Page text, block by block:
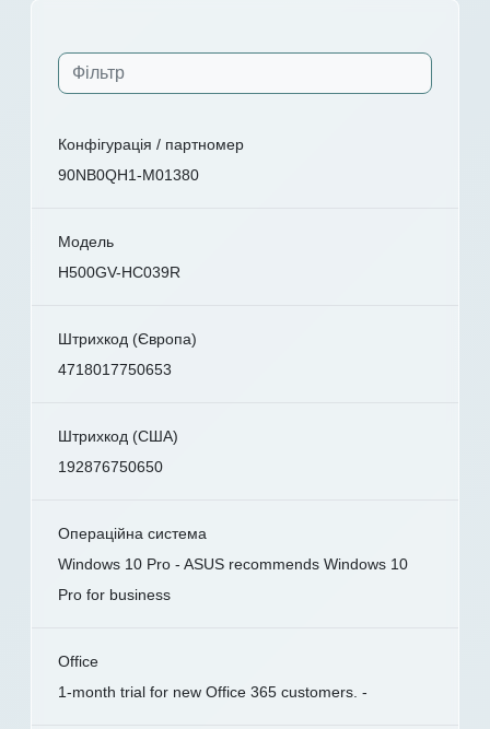
Конфігурація / партномер
90NB0QH1-M01380
Модель
H500GV-HC039R
Штрихкод (Європа)
4718017750653
Штрихкод (США)
192876750650
Операційна система
Windows 10 Pro - ASUS recommends Windows 10
Pro for business
Office
1-month trial for new Office 365 customers. -